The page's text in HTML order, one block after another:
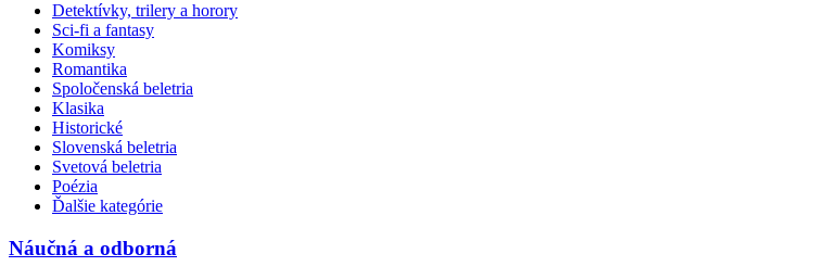
Detektívky, trilery a horory
Sci-fi a fantasy
Komiksy
Romantika
Spoločenská beletria
Klasika
Historické
Slovenská beletria
Svetová beletria
Poézia
Ďalšie kategórie
Náučná a odborná